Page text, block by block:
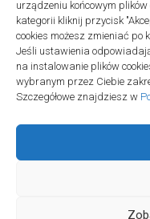
urządzeniu końcowym
kategorii kliknij przycisk
cookies możesz zmieniać po
Jeśli ustawienia
na instalowanie plików
wybranym przez Ciebie
Szczegółowe znajdziesz w
KSeF: podział
21/06/2026
BUDOWNICTWO,
Deska
parkietem i
10/06/2026